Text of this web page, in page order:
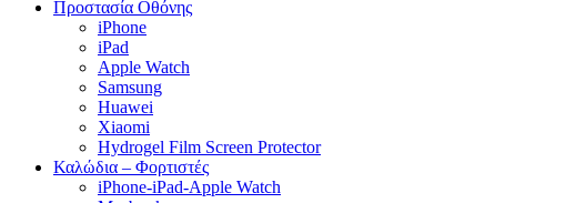
Προστασία Οθόνης
iPhone
iPad
Apple Watch
Samsung
Huawei
Xiaomi
Hydrogel Film Screen Protector
Καλώδια – Φορτιστές
iPhone-iPad-Apple Watch